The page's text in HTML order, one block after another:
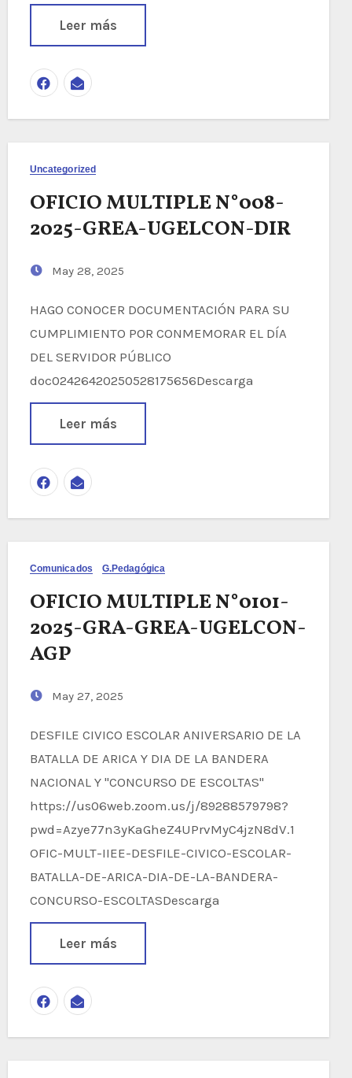
Leer más
Uncategorized
OFICIO MULTIPLE N°008-
2025-GREA-UGELCON-DIR
May 28, 2025
HAGO CONOCER DOCUMENTACIÓN PARA SU
CUMPLIMIENTO POR CONMEMORAR EL DÍA
DEL SERVIDOR PÚBLICO
doc02426420250528175656Descarga
Leer más
Comunicados G.Pedagógica
OFICIO MULTIPLE N°0101-
2025-GRA-GREA-UGELCON-
AGP
May 27, 2025
DESFILE CIVICO ESCOLAR ANIVERSARIO DE LA
BATALLA DE ARICA Y DIA DE LA BANDERA
NACIONAL Y "CONCURSO DE ESCOLTAS"
https://us06web.zoom.us/j/89288579798?
pwd=Azye77n3yKaGheZ4UPrvMyC4jzN8dV.1
OFIC-MULT-IIEE-DESFILE-CIVICO-ESCOLAR-
BATALLA-DE-ARICA-DIA-DE-LA-BANDERA-
CONCURSO-ESCOLTASDescarga
Leer más